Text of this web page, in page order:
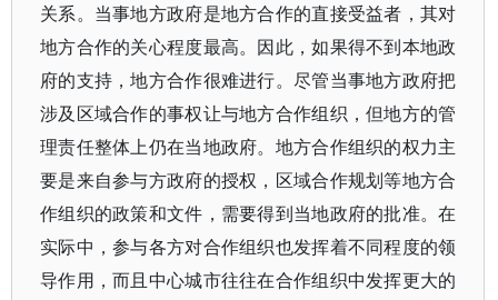
关系。当事地方政府是地方合作的直接受益者，其对
地方合作的关心程度最高。因此，如果得不到本地政
府的支持，地方合作很难进行。尽管当事地方政府把
涉及区域合作的事权让与地方合作组织，但地方的管
理责任整体上仍在当地政府。地方合作组织的权力主
要是来自参与方政府的授权，区域合作规划等地方合
作组织的政策和文件，需要得到当地政府的批准。在
实际中，参与各方对合作组织也发挥着不同程度的领
导作用，而且中心城市往往在合作组织中发挥更大的